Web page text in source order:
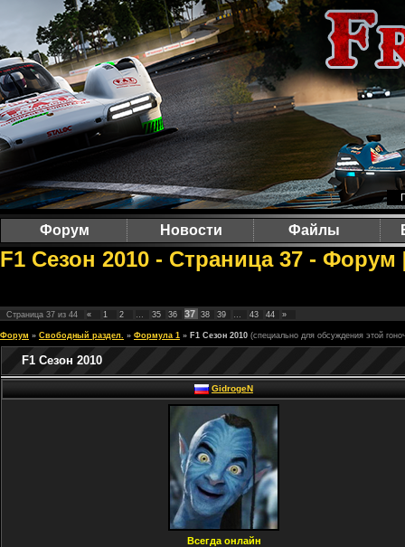
Форум Новости Файлы
F1 Сезон 2010 - Страница 37 -
Страница 37 из 44 « 1 2 … 35 36 37 38 39 … 43 44 »
Форум » Свободный раздел. » Формула 1 » F1 Сезон 2010 (специально для обсуждения этой
F1 Сезон 2010
GidrogeN
Всегда онлайн